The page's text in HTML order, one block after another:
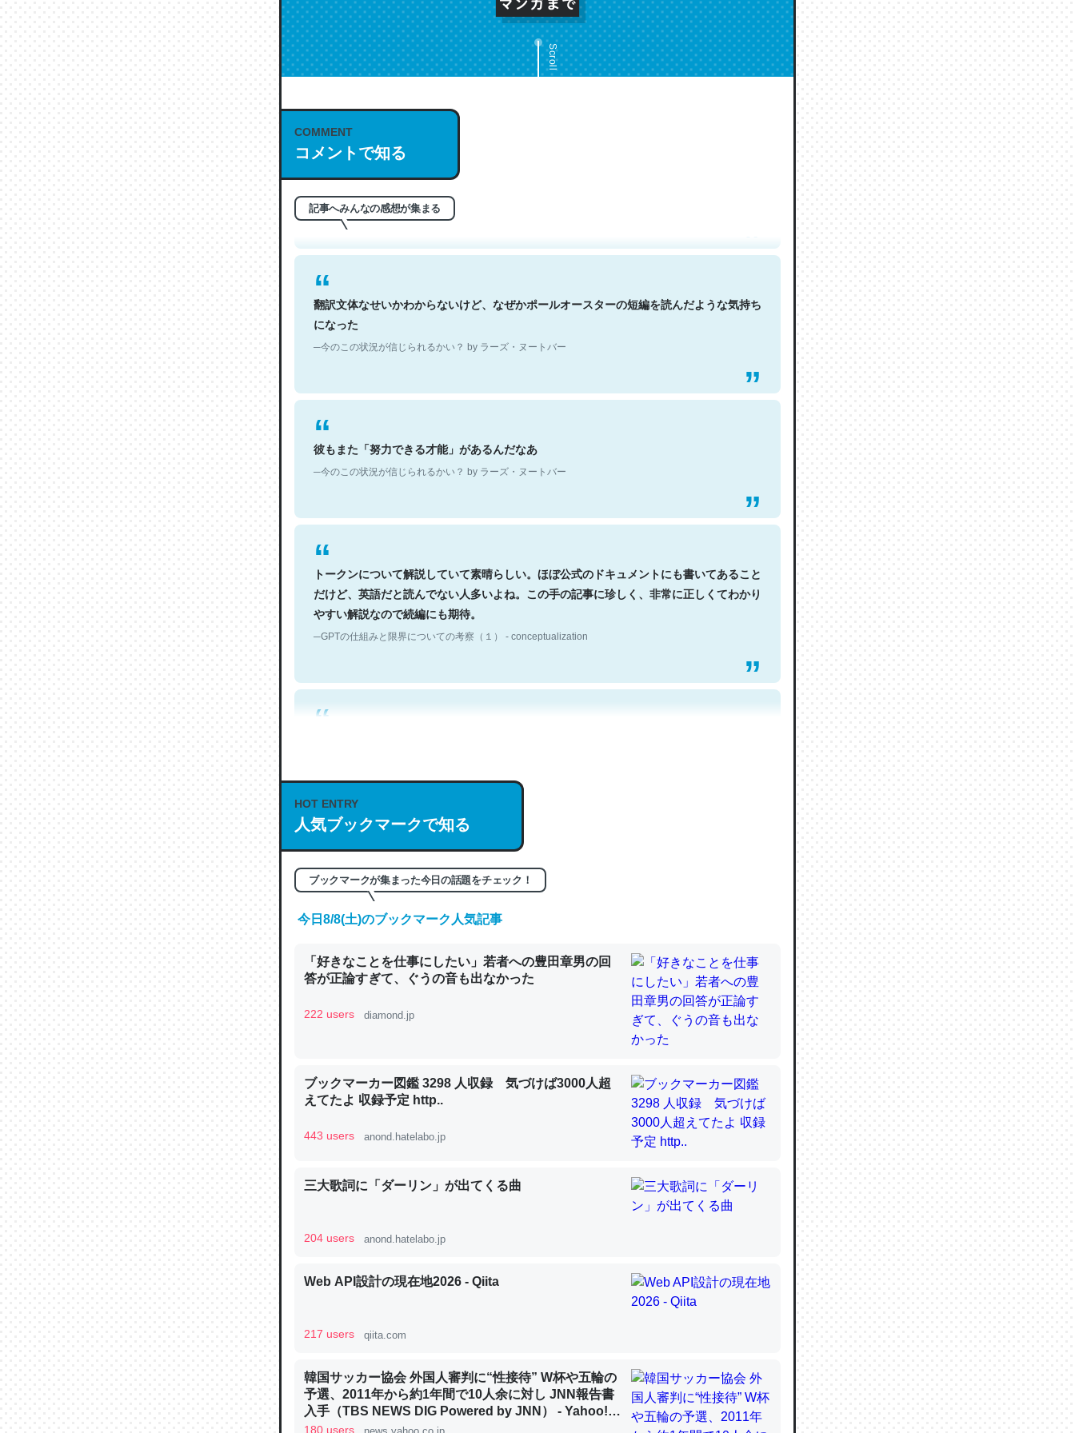
Scroll
COMMENT
コメントで知る
記事へみんなの感想が集まる
これは名文。彼はとてもクレバーなんだろうなと凄く思う。英語少しでも読める人は原文
もお勧め。自分はこの流れ好き。Let’s Fucking Go. Then Covid hit. Shit.
翻訳文体なせいかわからないけど、なぜかポールオースターの短編を読んだような気持ち
になった
─今のこの状況が信じられるかい？ by ラーズ・ヌートバー
彼もまた「努力できる才能」があるんだなあ
─今のこの状況が信じられるかい？ by ラーズ・ヌートバー
トークンについて解説していて素晴らしい。ほぼ公式のドキュメントにも書いてあること
だけど、英語だと読んでない人多いよね。この手の記事に珍しく、非常に正しくてわかり
やすい解説なので続編にも期待。
─GPTの仕組みと限界についての考察（１） - conceptualization
これは良記事。32768トークンだと英語小説100ページ分くらい。小説でいう「ずっと前
の伏線」は回収されないけど、短期記憶というには多い分量。進化すればするほど分かり
─GPTの仕組みと限界についての考察（１） - conceptualization
昆虫ってカルシウム少ないのか。知らんかった。調べたらコオロギのカルシウム分はエビ
─ニュース :: 【研究発表】昆虫学の大問題＝「昆虫はなぜ海にいないのか」に関する新仮説
論文では「淡水はカルシウムも酸素も不足してて両方に不利だから両方が拮抗してるので
は」とあって面白い。海にいる鋏角類（カブトガニ・ウミグモ）はカルシウムを使わずキ
─ニュース :: 【研究発表】昆虫学の大問題＝「昆虫はなぜ海にいないのか」に関する新仮説
これを元に考えるとカルシウムを大量に使う脊椎動物と貝類は苦労してるんだな…。腹足
─ニュース :: 【研究発表】昆虫学の大問題＝「昆虫はなぜ海にいないのか」に関する新仮説
HOT ENTRY
人気ブックマークで知る
ブックマークが集まった今日の話題をチェック！
今日8/8(土)のブックマーク人気記事
「好きなことを仕事にしたい」若者への豊田章男の回
答が正論すぎて、ぐうの音も出なかった
222 users diamond.jp
ブックマーカー図鑑 3298 人収録 気づけば3000人超
えてたよ 収録予定 http..
443 users anond.hatelabo.jp
三大歌詞に「ダーリン」が出てくる曲
204 users anond.hatelabo.jp
Web API設計の現在地2026 - Qiita
217 users qiita.com
韓国サッカー協会 外国人審判に“性接待” W杯や五輪の
予選、2011年から約1年間で10人余に対し JNN報告書
入手（TBS NEWS DIG Powered by JNN） - Yahoo!ニ
ュース
180 users